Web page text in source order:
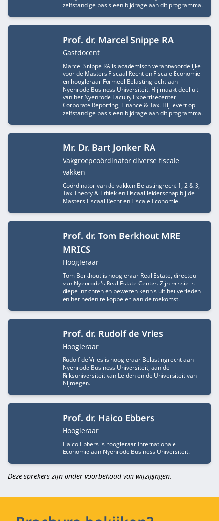
zelfstandige basis een bijdrage aan dit programma.
Prof. dr. Marcel Snippe RA
Functietitel
Gastdocent
Marcel Snippe RA is academisch verantwoordelijke
voor de Masters Fiscaal Recht en Fiscale Economie
en hoogleraar Formeel Belastingrecht aan
Nyenrode Business Universiteit. Hij maakt deel uit
van het Nyenrode Faculty Expertisecenter
Corporate Reporting, Finance & Tax. Hij levert op
zelfstandige basis een bijdrage aan dit programma.
Mr. Dr. Bart Jonker RA
Functietitel
Vakgroepcoördinator diverse fiscale
vakken
Coördinator van de vakken Belastingrecht 1, 2 & 3,
Tax Theory & Ethiek en Fiscaal leiderschap bij de
Masters Fiscaal Recht en Fiscale Economie.
Prof. dr. Tom Berkhout MRE
MRICS
Functietitel
Hoogleraar
Tom Berkhout is hoogleraar Real Estate, directeur
van Nyenrode's Real Estate Center. Zijn missie is
diepe inzichten en bewezen kennis uit het verleden
en het heden te koppelen aan de toekomst.
Prof. dr. Rudolf de Vries
Functietitel
Hoogleraar
Rudolf de Vries is hoogleraar Belastingrecht aan
Nyenrode Business Universiteit, aan de
Rijksuniversiteit van Leiden en de Universiteit van
Nijmegen.
Prof. dr. Haico Ebbers
Functietitel
Hoogleraar
Haico Ebbers is hoogleraar Internationale
Economie aan Nyenrode Business Universiteit.
Deze sprekers zijn onder voorbehoud van wijzigingen.